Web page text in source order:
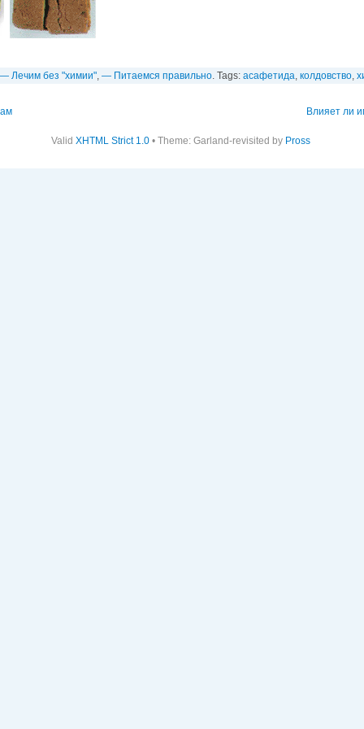
— Лечим без "химии" — Питаемся правильно . Tags: асафетида колдовствo
Влияет ли
Valid XHTML Strict 1.0• Theme: Garland-revisited by Pross